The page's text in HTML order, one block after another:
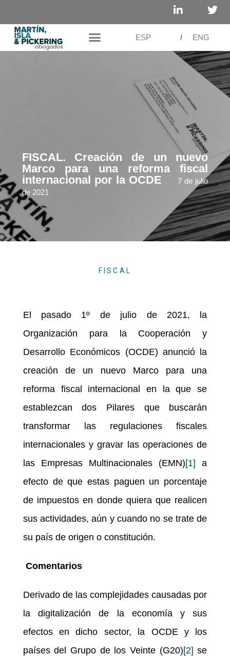
ESP / ENG
FISCAL. Creación de un nuevo
Marco para una reforma fiscal
internacional por la OCDE
7 de julio
de 2021
FISCAL
El pasado 1º de julio de 2021, la
Organización para la Cooperación y
Desarrollo Económicos (OCDE) anunció la
creación de un nuevo Marco para una
reforma fiscal internacional en la que se
establezcan dos Pilares que buscarán
transformar las regulaciones fiscales
internacionales y gravar las operaciones de
las Empresas Multinacionales (EMN)[1] a
efecto de que estas paguen un porcentaje
de impuestos en donde quiera que realicen
sus actividades, aún y cuando no se trate de
su país de origen o constitución.
Comentarios
Derivado de las complejidades causadas por
la digitalización de la economía y sus
efectos en dicho sector, la OCDE y los
países del Grupo de los Veinte (G20)[2] se